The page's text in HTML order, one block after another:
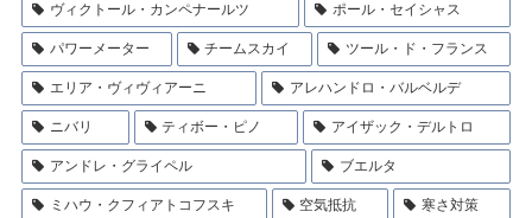
ヴィクトール・カンペナールツ ポール・セイシャス
パワーメーター チームスカイ ツール・ド・フランス
エリア・ヴィヴィアーニ アレハンドロ・バルベルデ
ニバリ ティボー・ピノ アイザック・デルトロ
アンドレ・グライペル ブエルタ
ミハウ・クフィアトコフスキ 空気抵抗 寒さ対策